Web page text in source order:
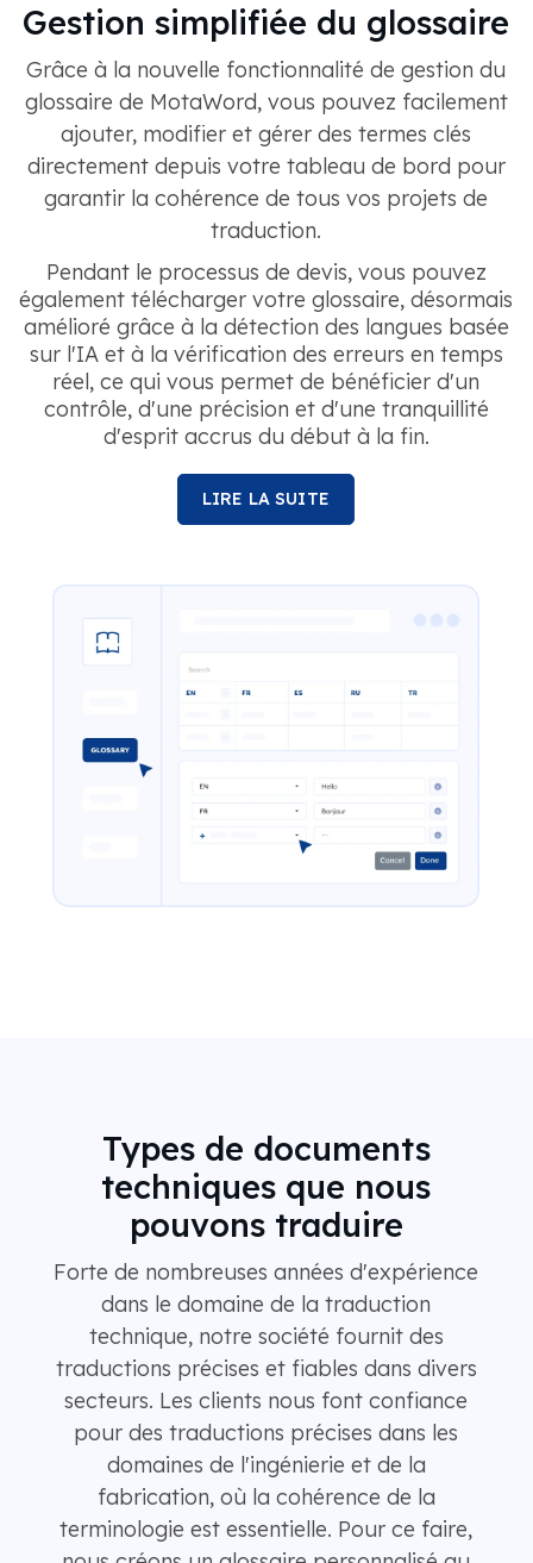
Gestion simplifiée du glossaire
Grâce à la nouvelle fonctionnalité de gestion du
glossaire de MotaWord, vous pouvez facilement
ajouter, modifier et gérer des termes clés
directement depuis votre tableau de bord pour
garantir la cohérence de tous vos projets de
traduction.
Pendant le processus de devis, vous pouvez
également télécharger votre glossaire, désormais
amélioré grâce à la détection des langues basée
sur l'IA et à la vérification des erreurs en temps
réel, ce qui vous permet de bénéficier d'un
contrôle, d'une précision et d'une tranquillité
d'esprit accrus du début à la fin.
LIRE LA SUITE
Types de documents
techniques que nous
pouvons traduire
Forte de nombreuses années d'expérience
dans le domaine de la traduction
technique, notre société fournit des
traductions précises et fiables dans divers
secteurs. Les clients nous font confiance
pour des traductions précises dans les
domaines de l'ingénierie et de la
fabrication, où la cohérence de la
terminologie est essentielle. Pour ce faire,